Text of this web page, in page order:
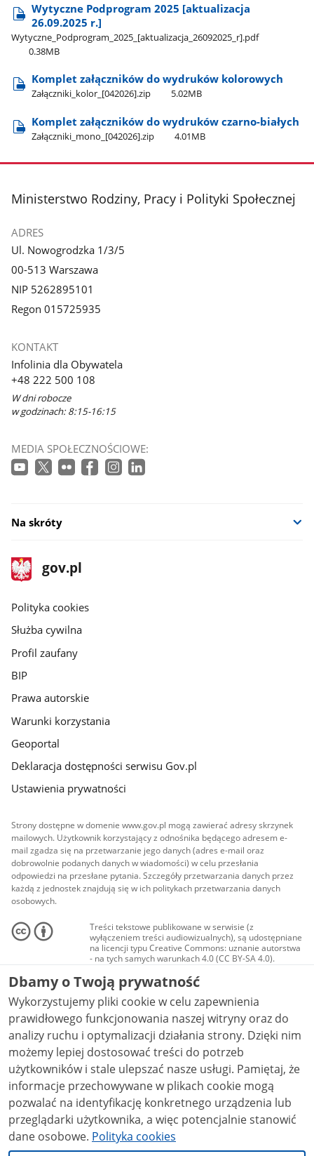
Wytyczne Podprogram 2025 [aktualizacja
26.09.2025 r.]
Wytyczne​_Podprogram​_2025​_[aktualizacja​_26092025​_r].pdf
0.38MB
Komplet załączników do wydruków kolorowych
Załączniki​_kolor​_[042026].zip 5.02MB
Komplet załączników do wydruków czarno-białych
Załączniki​_mono​_[042026].zip 4.01MB
stopka
Ministerstwo Rodziny, Pracy i Polityki Społecznej
ADRES
Ul. Nowogrodzka 1/3/5
00-513 Warszawa
NIP 5262895101
Regon 015725935
KONTAKT
Infolinia dla Obywatela
+48 222 500 108
W dni robocze
w godzinach: 8:15-16:15
MEDIA SPOŁECZNOŚCIOWE:
Na skróty
stopka
gov.pl
Strona
gov.pl
gov.pl
Polityka cookies
Służba cywilna
Profil zaufany
BIP
Prawa autorskie
Warunki korzystania
Geoportal
Deklaracja dostępności serwisu Gov.pl
Ustawienia prywatności
Strony dostępne w domenie www.gov.pl mogą zawierać adresy skrzynek
mailowych. Użytkownik korzystający z odnośnika będącego adresem e-
mail zgadza się na przetwarzanie jego danych (adres e-mail oraz
dobrowolnie podanych danych w wiadomości) w celu przesłania
odpowiedzi na przesłane pytania. Szczegóły przetwarzania danych przez
każdą z jednostek znajdują się w ich politykach przetwarzania danych
osobowych.
Treści tekstowe publikowane w serwisie (z
wyłączeniem treści audiowizualnych), są udostępniane
na licencji typu Creative Commons: uznanie autorstwa
- na tych samych warunkach 4.0 (CC BY-SA 4.0).
Materiały audiowizualne, w tym zdjęcia, materiały
audio i wideo, są udostępniane na licencji typu
Creative Commons: uznanie autorstwa użycie
niekomercyjne - bez utworów zależnych 4.0 (CC BY-
NC-ND 4.0), o ile nie jest to stwierdzone inaczej.
Dbamy o Twoją prywatność
Wykorzystujemy pliki cookie w celu zapewnienia
prawidłowego funkcjonowania naszej witryny oraz do
analizy ruchu i optymalizacji działania strony. Dzięki nim
możemy lepiej dostosować treści do potrzeb
użytkowników i stale ulepszać nasze usługi. Pamiętaj, że
informacje przechowywane w plikach cookie mogą
pozwalać na identyfikację konkretnego urządzenia lub
przeglądarki użytkownika, a więc potencjalnie stanowić
dane osobowe. Polityka cookies